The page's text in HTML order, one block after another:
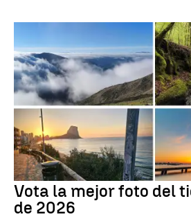
Vota la mejor foto del
de 2026